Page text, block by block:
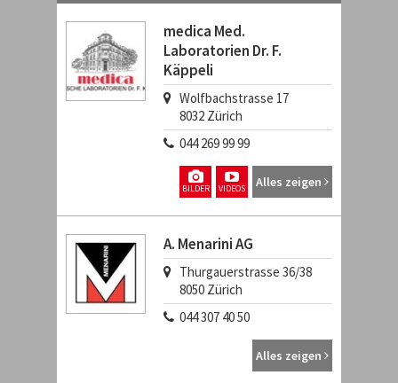
medica Med.
Laboratorien Dr. F.
Käppeli
Wolfbachstrasse 17
8032 Zürich
044 269 99 99
Alles zeigen
VIDEOS
BILDER
A. Menarini AG
Thurgauerstrasse 36/38
8050 Zürich
044 307 40 50
Alles zeigen